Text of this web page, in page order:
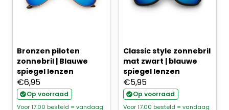
Bronzen piloten
zonnebril | Blauwe
spiegel lenzen
€6,95
Op voorraad
Voor 17.00 besteld = vandaag
Classic style zonnebril
mat zwart | blauwe
spiegel lenzen
€5,95
Op voorraad
Voor 17.00 besteld = vandaag